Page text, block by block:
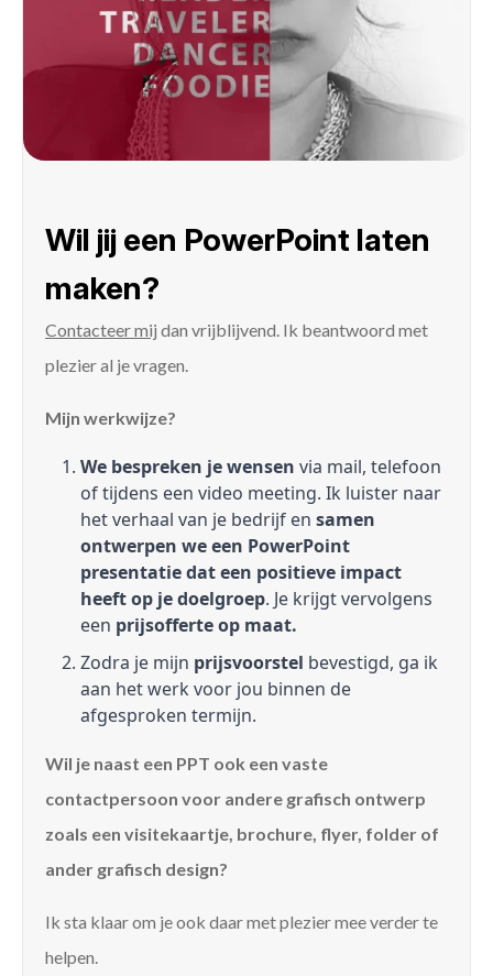
Wil jij een PowerPoint laten
maken?
Contacteer mij dan vrijblijvend. Ik beantwoord met
plezier al je vragen.
Mijn werkwijze?
We bespreken je wensen via mail, telefoon
of tijdens een video meeting. Ik luister naar
het verhaal van je bedrijf en samen
ontwerpen we een PowerPoint
presentatie dat een positieve impact
heeft op je doelgroep. Je krijgt vervolgens
een prijsofferte op maat.
Zodra je mijn prijsvoorstel bevestigd, ga ik
aan het werk voor jou binnen de
afgesproken termijn.
Wil je naast een PPT ook een vaste
contactpersoon voor andere grafisch ontwerp
zoals een visitekaartje, brochure, flyer, folder of
ander grafisch design?
Ik sta klaar om je ook daar met plezier mee verder te
helpen.